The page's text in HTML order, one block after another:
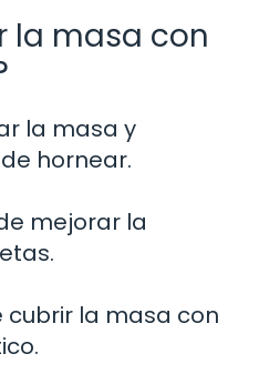
la masa con
la masa y
hornear.
mejorar la
cubrir la masa con